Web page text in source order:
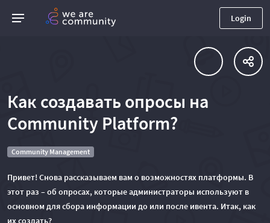
Login
Как создавать опросы на
Community Platform?
Community Management
Привет! Снова рассказываем вам о возможностях платформы. В
этот раз – об опросах, которые администраторы используют в
основном для сбора информации до или после ивента. Итак, как
их создать?